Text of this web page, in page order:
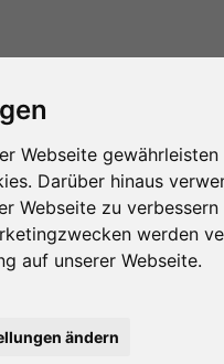
Webseite
Darüber hinaus
Webseite zu
werden
auf unserer Webseite.
ändern
an.